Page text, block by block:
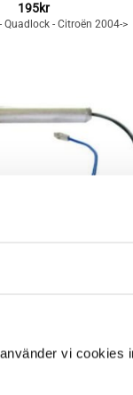
vi cookies
195kr
Quadlock - Citroën 2004->
Lägg till i
önskelistan
– Citroën